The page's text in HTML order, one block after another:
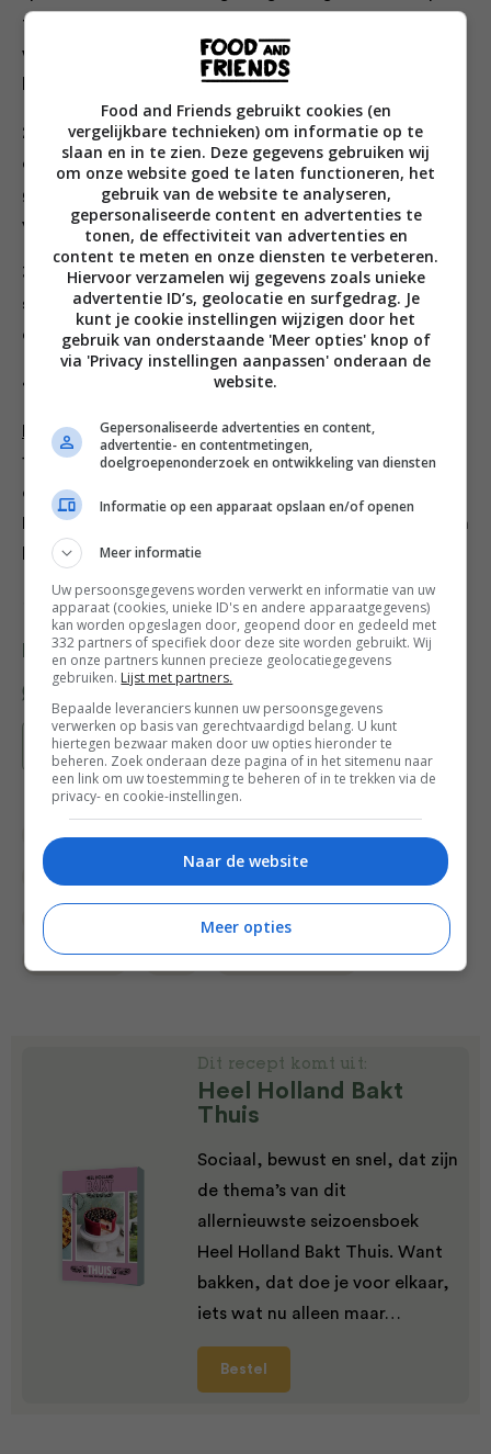
terug op laag vuur en laat de bloem in 3 minuten gaar
worden. Blijf roeren en schrapen over de bodem zodat
het mengsel niet aanbrandt, maar de bloem wel gaart.
2. Doe het deeg over in een mengkom. Voeg een ei toe
en roer stevig door met de spatel totdat het ei in zijn
geheel is opgenomen. Voeg zo steeds opnieuw één
voor één alle eieren toe.
3. Snijd de gerookte zalm en het bieslook fijn en voeg
samen met de geraspte kaas toe aan het beslag. Roer
door en breng op smaak met peper en zout.
4. Verwarm het wafelijzer.
Bakken
1. Vul het wafelijzer met een flinke lepel beslag en bak
de wafel in 5-6 minuten aan beide zijden goudbruin.
Door de hoeveelheid boter in het beslag is invetten van
het wafelijzer niet nodig.
Credits fotografie: Mitchell van Voorbergen
Deel dit recept
Bewaar recept
Bakken Bakrecepten Brunch recepten
Gangen
Ontbijt Ontbijt recepten
Dit recept komt uit:
Heel Holland Bakt
Thuis
Sociaal, bewust en snel, dat zijn
de thema’s van dit
allernieuwste seizoensboek
Heel Holland Bakt Thuis. Want
bakken, dat doe je voor elkaar,
iets wat nu alleen maar…
Bestel
Food and Friends gebruikt cookies (en
vergelijkbare technieken) om informatie op te
slaan en in te zien. Deze gegevens gebruiken wij
om onze website goed te laten functioneren, het
gebruik van de website te analyseren,
gepersonaliseerde content en advertenties te
tonen, de effectiviteit van advertenties en
content te meten en onze diensten te verbeteren.
Hiervoor verzamelen wij gegevens zoals unieke
advertentie ID’s, geolocatie en surfgedrag. Je
kunt je cookie instellingen wijzigen door het
gebruik van onderstaande 'Meer opties' knop of
via 'Privacy instellingen aanpassen' onderaan de
website.
Gepersonaliseerde advertenties en content,
advertentie- en contentmetingen,
doelgroepenonderzoek en ontwikkeling van diensten
Informatie op een apparaat opslaan en/of openen
Meer informatie
Uw persoonsgegevens worden verwerkt en informatie van uw
apparaat (cookies, unieke ID's en andere apparaatgegevens)
kan worden opgeslagen door, geopend door en gedeeld met
332 partners of specifiek door deze site worden gebruikt. Wij
en onze partners kunnen precieze geolocatiegegevens
gebruiken. Lijst met partners.
Bepaalde leveranciers kunnen uw persoonsgegevens
verwerken op basis van gerechtvaardigd belang. U kunt
hiertegen bezwaar maken door uw opties hieronder te
beheren. Zoek onderaan deze pagina of in het sitemenu naar
een link om uw toestemming te beheren of in te trekken via de
privacy- en cookie-instellingen.
Naar de website
Meer opties